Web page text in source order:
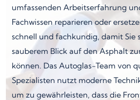
umfassenden Arbeitserfahrung
Fachwissen reparieren oder
schnell und fachkundig, damit Sie
sauberem Blick auf den Asphalt
können. Das Autoglas-Team von
Spezialisten nutzt moderne
um zu gewährleisten, dass die